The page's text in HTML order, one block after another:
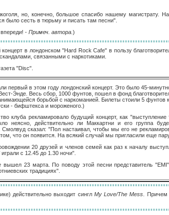
но, конечно, большое спасибо нашему магистрату.
было сесть в тюрьму и писать там песни".
- Примеч. автора. )
в лондонском "Hard Rock Cafe" в пользу
связанными с наркотиками.
"Disc".
первый в этом году лондонский концерт. Это было 45-
Энде. Весь сбор, 1000 фунтов, пошел в фонд
борьбой с наркоманией. Билеты стоили 5 фунтов
- бифштекса и мороженого.)
клуба рекламировало будущий концерт, как "выступление
неясно, действительно ли Маккартни и его группа
сказал: "Пол настаивал, чтобы мы его не
что он появится. На всякий случай мы пригласили еще
20 друзей и членов семей как раз к началу
играли с 12.45 до 1.30 ночи".
вышел 23 марта. По поводу этой песни представитель
традициях".
действительно выходит сингл My Love/The Mess .